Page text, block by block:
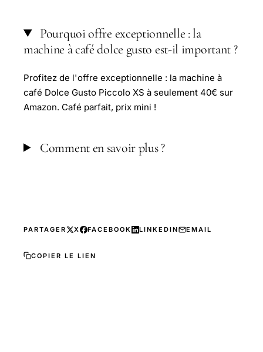
Pourquoi offre exceptionnelle : la
machine à café dolce gusto est-il important ?
Profitez de l'offre exceptionnelle : la machine à
café Dolce Gusto Piccolo XS à seulement 40€ sur
Amazon. Café parfait, prix mini !
Comment en savoir plus ?
PARTAGER X FACEBOOK LINKEDIN EMAIL
COPIER LE LIEN